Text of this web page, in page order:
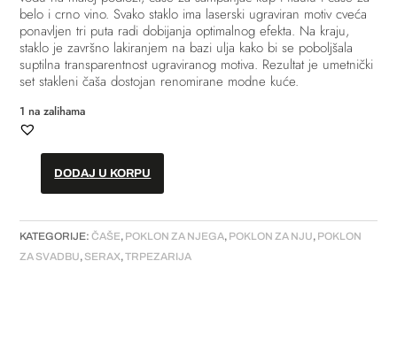
belo i crno vino. Svako staklo ima laserski ugraviran motiv cveća
ponavljen tri puta radi dobijanja optimalnog efekta. Na kraju,
staklo je završno lakiranjem na bazi ulja kako bi se poboljšala
suptilna transparentnost ugraviranog motiva. Rezultat je umetnički
set stakleni čaša dostojan renomirane modne kuće.
1 na zalihama
od
4)
-
DODAJ U KORPU
KATEGORIJE:ČAŠE, POKLON ZA NJEGA, POKLON ZA NJU, POKLON
ZA SVADBU, SERAX,TRPEZARIJA